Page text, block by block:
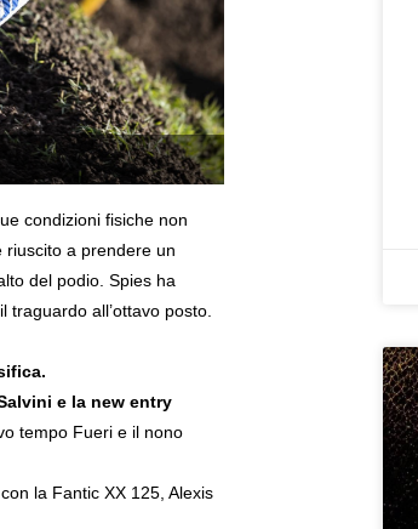
condizioni fisiche non
a prendere un
del podio. Spies ha
traguardo all’ottavo posto.
e la new entry
tempo Fueri e il nono
la Fantic XX 125, Alexis